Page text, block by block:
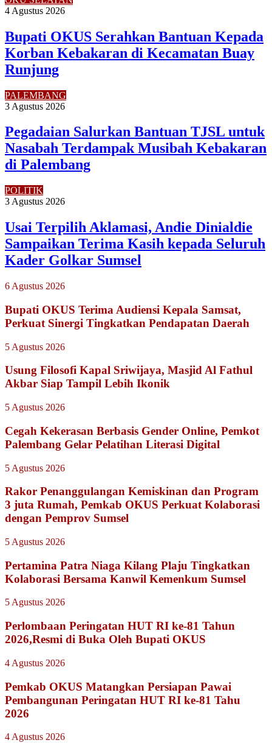
4 Agustus 2026
Bupati OKUS Serahkan Bantuan Kepada
Korban Kebakaran di Kecamatan Buay
Runjung
PALEMBANG
3 Agustus 2026
Pegadaian Salurkan Bantuan TJSL untuk
Nasabah Terdampak Musibah Kebakaran
di Palembang
POLITIK
3 Agustus 2026
Usai Terpilih Aklamasi, Andie Dinialdie
Sampaikan Terima Kasih kepada Seluruh
Kader Golkar Sumsel
6 Agustus 2026
Bupati OKUS Terima Audiensi Kepala Samsat,
Perkuat Sinergi Tingkatkan Pendapatan Daerah
5 Agustus 2026
Usung Filosofi Kapal Sriwijaya, Masjid Al Fathul
Akbar Siap Tampil Lebih Ikonik
5 Agustus 2026
Cegah Kekerasan Berbasis Gender Online, Pemkot
Palembang Gelar Pelatihan Literasi Digital
5 Agustus 2026
Rakor Penanggulangan Kemiskinan dan Program
3 juta Rumah, Pemkab OKUS Perkuat Kolaborasi
dengan Pemprov Sumsel
5 Agustus 2026
Pertamina Patra Niaga Kilang Plaju Tingkatkan
Kolaborasi Bersama Kanwil Kemenkum Sumsel
5 Agustus 2026
Perlombaan Peringatan HUT RI ke-81 Tahun
2026,Resmi di Buka Oleh Bupati OKUS
4 Agustus 2026
Pemkab OKUS Matangkan Persiapan Pawai
Pembangunan Peringatan HUT RI ke-81 Tahu
2026
4 Agustus 2026